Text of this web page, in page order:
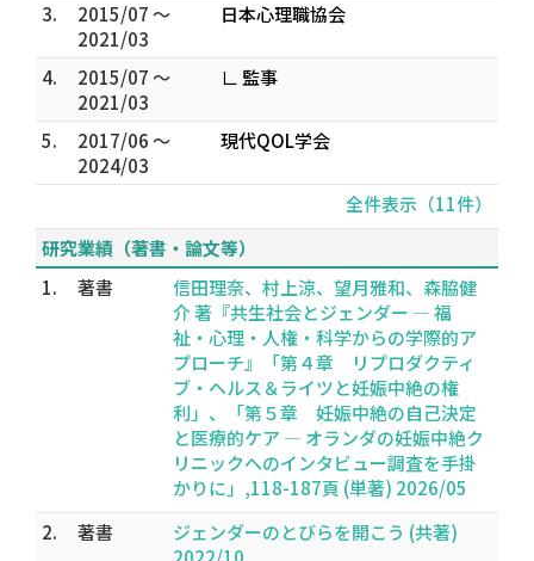
3.
2015/07 ～
2021/03
日本心理職協会
4.
2015/07 ～
2021/03
∟ 監事
5.
2017/06 ～
2024/03
現代QOL学会
全件表示（11件）
研究業績（著書・論文等）
1.
著書
信田理奈、村上涼、望月雅和、森脇健
介 著『共生社会とジェンダー ― 福
祉・心理・人権・科学からの学際的ア
プローチ』「第４章 リプロダクティ
ブ・ヘルス＆ライツと妊娠中絶の権
利」、「第５章 妊娠中絶の自己決定
と医療的ケア ― オランダの妊娠中絶ク
リニックへのインタビュー調査を手掛
かりに」,118-187頁 (単著) 2026/05
2.
著書
ジェンダーのとびらを開こう (共著)